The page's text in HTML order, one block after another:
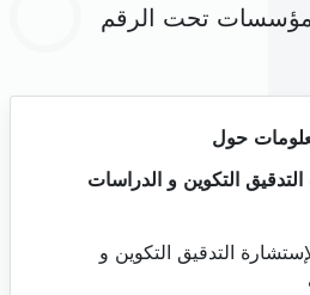
تحت الرقم
حول
التكوين و الدراسات
التدقيق التكوين و